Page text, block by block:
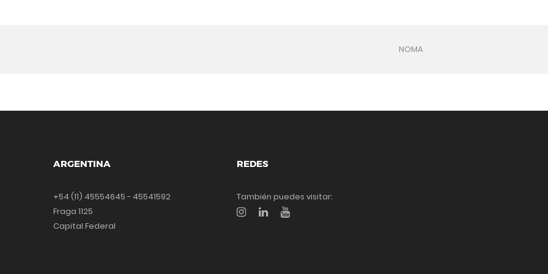
NOMA
ARGENTINA
+54 (11) 45554645 - 45541592
Fraga 1125
Capital Federal
REDES
También puedes visitar: